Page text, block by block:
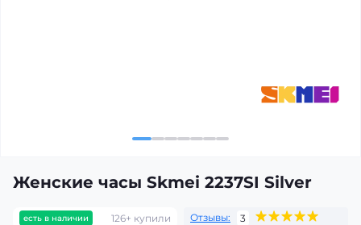
Женские часы Skmei 2237SI Silver
есть в наличии 126+ купили Отзывы:
3